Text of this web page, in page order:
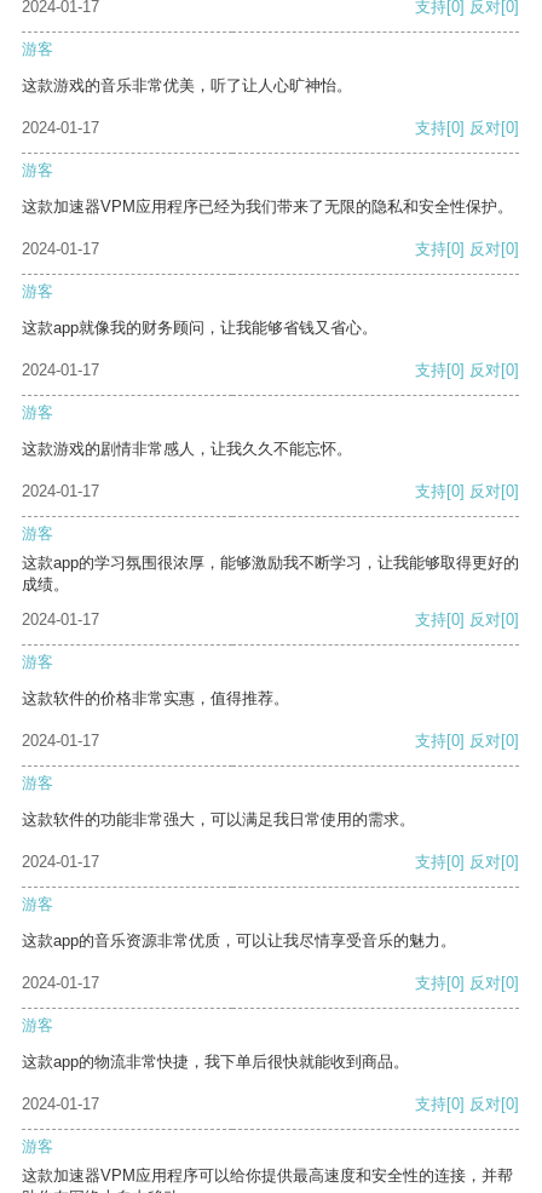
2024-01-17 支持[0] 反对[0]
游客
这款游戏的音乐非常优美，听了让人心旷神怡。
2024-01-17 支持[0] 反对[0]
游客
这款加速器VPM应用程序已经为我们带来了无限的隐私和安全性保护。
2024-01-17 支持[0] 反对[0]
游客
这款app就像我的财务顾问，让我能够省钱又省心。
2024-01-17 支持[0] 反对[0]
游客
这款游戏的剧情非常感人，让我久久不能忘怀。
2024-01-17 支持[0] 反对[0]
游客
这款app的学习氛围很浓厚，能够激励我不断学习，让我能够取得更好的
成绩。
2024-01-17
支持[0] 反对[0]
游客
这款软件的价格非常实惠，值得推荐。
2024-01-17 支持[0] 反对[0]
游客
这款软件的功能非常强大，可以满足我日常使用的需求。
2024-01-17 支持[0] 反对[0]
游客
这款app的音乐资源非常优质，可以让我尽情享受音乐的魅力。
2024-01-17 支持[0] 反对[0]
游客
这款app的物流非常快捷，我下单后很快就能收到商品。
2024-01-17 支持[0] 反对[0]
游客
这款加速器VPM应用程序可以给你提供最高速度和安全性的连接，并帮